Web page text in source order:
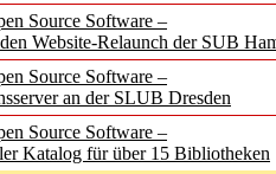
Source Software –
Website-Relaunch der SUB
Source Software –
an der SLUB Dresden
Source Software –
Katalog für über 15 Bibliotheken
unterwegs
Social Media